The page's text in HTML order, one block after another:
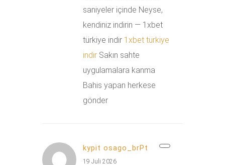
saniyeler içinde Neyse,
kendiniz indirin — 1xbet
türkiye indir 1xbet türkiye
indir Sakın sahte
uygulamalara kanma
Bahis yapan herkese
gönder
kypit osago_brPt
19 Juli 2026